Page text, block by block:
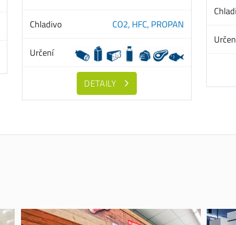
Chladivo CO2, HFC, PROPAN
Určení
DETAILY